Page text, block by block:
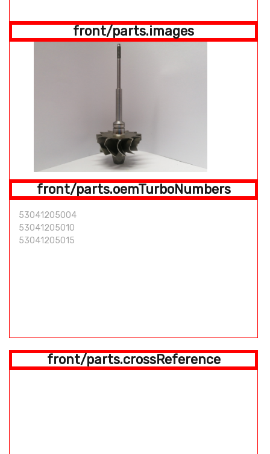
front/parts.images
front/parts.oemTurboNumbers
53041205004
53041205010
53041205015
front/parts.crossReference